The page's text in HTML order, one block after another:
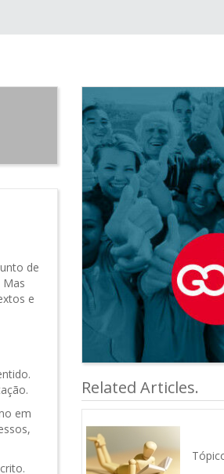
de
Mas
e
em
Related Articles.